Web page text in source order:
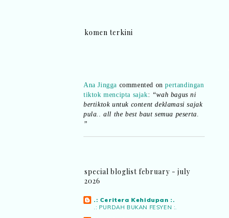
komen terkini
tiktok mencipta sajak:“wah bagus ni
bertiktok untuk content deklamasi sajak
pula.. all the best baut semua peserta.
”
Syaz Rahimcommented ondari idea ke
aktiviti interaktif program. Inovasi AI
dan teknologi digital terbaik!”
Syaz Rahimcommented on
pertandingan tiktok mencipta sajak
special bloglist february - july
2026
.: Ceritera Kehidupan :.
.: PURDAH BUKAN FESYEN :.